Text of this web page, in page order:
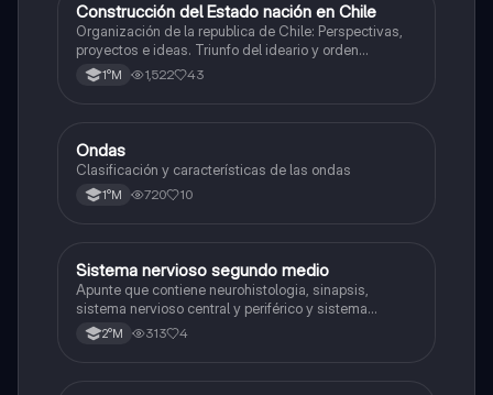
Historia
Construcción del Estado nación en Chile
Organización de la republica de Chile: Perspectivas,
proyectos e ideas. Triunfo del ideario y orden
conservador. Constitución de 1833. "Era Portaliana"
1°M 1,522 43
Física
Ondas
Clasificación y características de las ondas
1°M 720 10
Biología
Sistema nervioso segundo medio
Apunte que contiene neurohistologia, sinapsis,
sistema nervioso central y periférico y sistema
endocrino
2°M 313 4